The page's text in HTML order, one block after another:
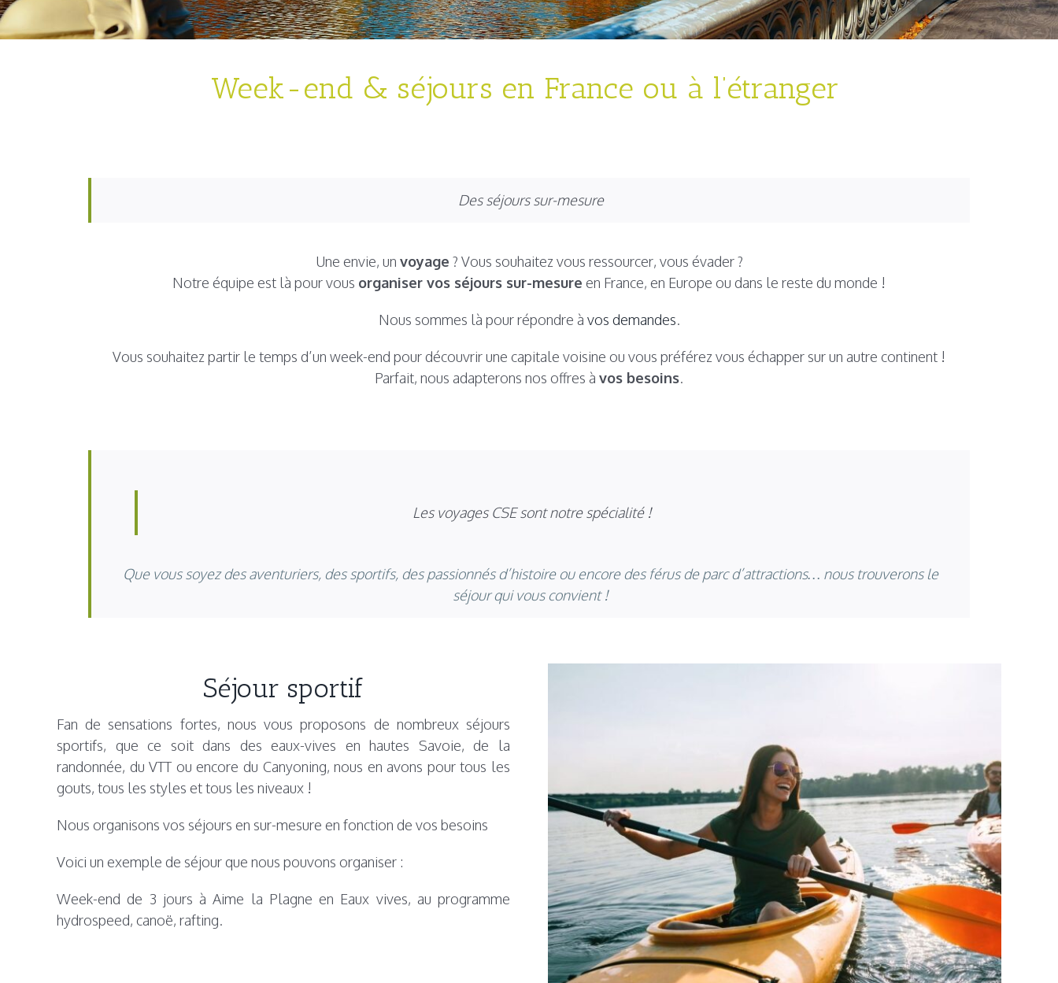
Week-end & séjours en France ou à l’étranger
Des séjours sur-mesure
Une envie, un voyage ? Vous souhaitez vous ressourcer, vous évader ?
Notre équipe est là pour vous organiser vos séjours sur-mesure en France, en Europe ou dans le reste du monde !
Nous sommes là pour répondre à vos demandes.
Vous souhaitez partir le temps d’un week-end pour découvrir une capitale voisine ou vous préférez vous échapper sur un autre continent !
Parfait, nous adapterons nos offres à vos besoins.
Les voyages CSE sont notre spécialité !
Que vous soyez des aventuriers, des sportifs, des passionnés d’histoire ou encore des férus de parc d’attractions… nous trouverons le
séjour qui vous convient !
Séjour sportif
Fan de sensations fortes, nous vous proposons de nombreux séjours
sportifs, que ce soit dans des eaux-vives en hautes Savoie, de la
randonnée, du VTT ou encore du Canyoning, nous en avons pour tous les
gouts, tous les styles et tous les niveaux !
Nous organisons vos séjours en sur-mesure en fonction de vos besoins
Voici un exemple de séjour que nous pouvons organiser :
Week-end de 3 jours à Aime la Plagne en Eaux vives, au programme
hydrospeed, canoë, rafting.